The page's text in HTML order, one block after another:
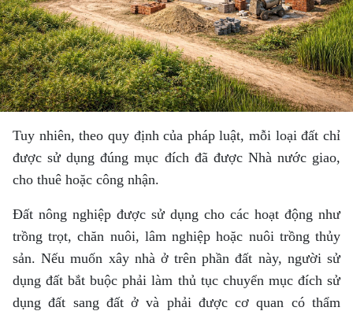
Tuy nhiên, theo quy định của pháp luật, mỗi loại đất chỉ
được sử dụng đúng mục đích đã được Nhà nước giao,
cho thuê hoặc công nhận.
Đất nông nghiệp được sử dụng cho các hoạt động như
trồng trọt, chăn nuôi, lâm nghiệp hoặc nuôi trồng thủy
sản. Nếu muốn xây nhà ở trên phần đất này, người sử
dụng đất bắt buộc phải làm thủ tục chuyển mục đích sử
dụng đất sang đất ở và phải được cơ quan có thẩm